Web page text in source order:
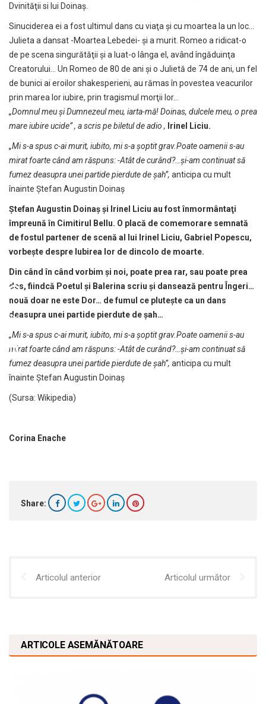
Dvinităţii si lui Doinaş.
Sinuciderea ei a fost ultimul dans cu viaţa şi cu moartea la un loc…
Julieta a dansat -Moartea Lebedei- şi a murit. Romeo a ridicat-o
de pe scena singurătăţii şi a luat-o lânga el, având îngăduinţa
Creatorului… Un Romeo de 80 de ani şi o Julietă de 74 de ani, un fel
de bunici ai eroilor shakesperieni, au rămas în povestea veacurilor
prin marea lor iubire, prin tragismul morţii lor…
„Domnul meu și Dumnezeul meu, iarta-mă! Doinas, dulcele meu, o prea
mare iubire ucide” , a scris pe biletul de adio , Irinel Liciu.
„Mi s-a spus c-ai murit, iubito, mi s-a şoptit grav.Poate oamenii s-au
mirat foarte când am răspuns: -Atât de curând?…şi-am continuat să
fumez deasupra unei partide pierdute de şah”, anticipa cu mult
înainte Ştefan Augustin Doinaş
Ştefan Augustin Doinaş şi Irinel Liciu au fost înmormântaţi
împreună în Cimitirul Bellu. O placă de comemorare semnată
de fostul partener de scenă al lui Irinel Liciu, Gabriel Popescu,
vorbeşte despre Iubirea lor de dincolo de moarte.
Din când în când vorbim şi noi, poate prea rar, sau poate prea
des, fiindcă Poetul şi Balerina scriu şi dansează pentru Îngeri…
nouă doar ne este Dor… de fumul ce pluteşte ca un dans
deasupra unei partide pierdute de şah…
„Mi s-a spus c-ai murit, iubito, mi s-a şoptit grav.Poate oamenii s-au
mirat foarte când am răspuns: -Atât de curând?…şi-am continuat să
fumez deasupra unei partide pierdute de şah”, anticipa cu mult
înainte Ştefan Augustin Doinaş
(Sursa: Wikipedia)
Corina Enache
Share:
Articolul anterior Articolul următor
ARTICOLE ASEMĂNĂTOARE